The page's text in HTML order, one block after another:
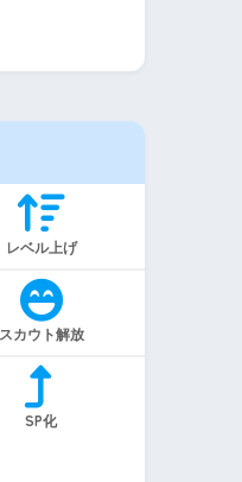
レベル上げ
スカウト解放
SP化